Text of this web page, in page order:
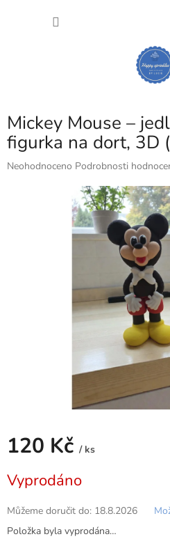
Mickey Mouse –
figurka na dort, 3D
Průměrné
Neohodnoceno Podrobnosti
120 Kč / ks
cena:
Vyprodáno
Můžeme doručit do: 18.8.2026
Položka byla vyprodána…